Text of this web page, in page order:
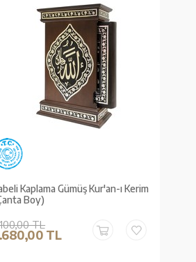
Kaplama Gümüş Kur'an-ı Kerim
Boy)
TL
TL